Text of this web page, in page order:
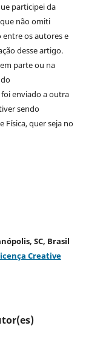
participei da
não omiti
os autores e
desse artigo.
parte ou na
enviado a outra
sendo
Física, quer seja no
SC, Brasil
Creative